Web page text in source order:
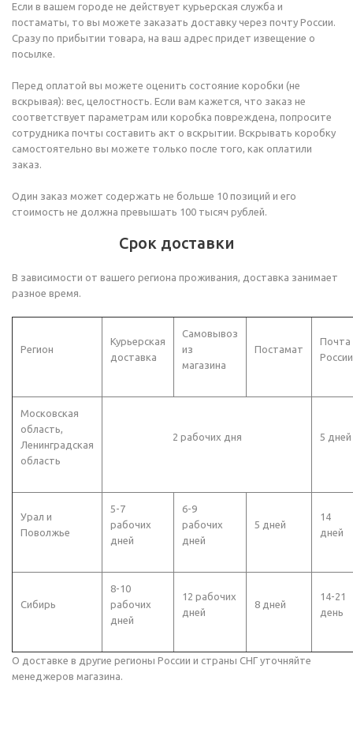
Если в вашем городе не действует курьерская служба и
постаматы, то вы можете заказать доставку через почту России.
Сразу по прибытии товара, на ваш адрес придет извещение о
посылке.
Перед оплатой вы можете оценить состояние коробки (не
вскрывая): вес, целостность. Если вам кажется, что заказ не
соответствует параметрам или коробка повреждена, попросите
сотрудника почты составить акт о вскрытии. Вскрывать коробку
самостоятельно вы можете только после того, как оплатили
заказ.
Один заказ может содержать не больше 10 позиций и его
стоимость не должна превышать 100 тысяч рублей.
Срок доставки
В зависимости от вашего региона проживания, доставка занимает
разное время.
Регион
Курьерская
доставка
Самовывоз
из
магазина
Постамат
Почта
России
Московская
область,
Ленинградская
область
2 рабочих дня 5 дней
Урал и
Поволжье
5-7
рабочих
дней
6-9
рабочих
дней
5 дней
14
дней
Сибирь
8-10
рабочих
дней
12 рабочих
дней
8 дней
14-21
день
О доставке в другие регионы России и страны СНГ уточняйте
менеджеров магазина.